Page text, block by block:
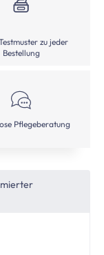
zu jeder
Bestellung
Pflegeberatung